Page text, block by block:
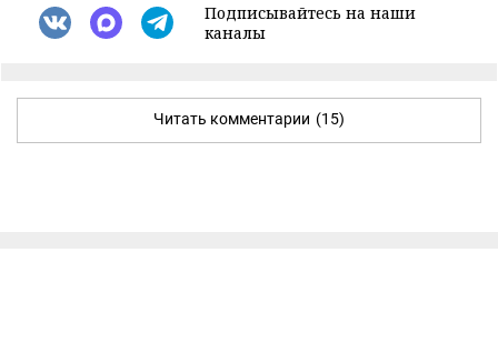
Подписывайтесь на наши
каналы
Читать комментарии (15)